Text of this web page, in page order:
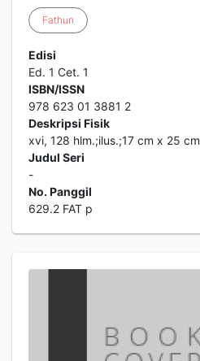
Fathun
Edisi
Ed. 1 Cet. 1
ISBN/ISSN
978 623 01 3881 2
Deskripsi Fisik
xvi, 128 hlm.;ilus.;17 cm x 25 cm
Judul Seri
-
No. Panggil
629.2 FAT p